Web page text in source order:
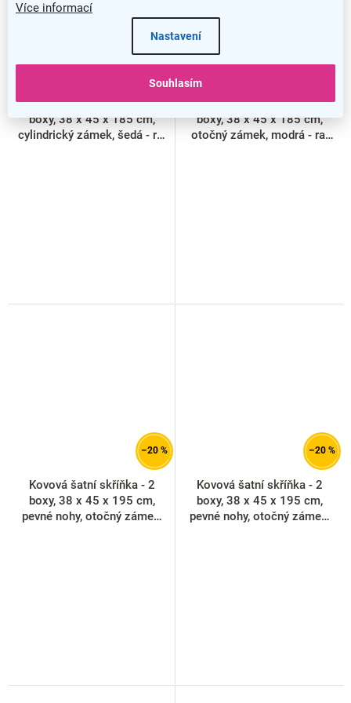
Více informací
Nastavení
Souhlasím
Kovová šatní skříňka - 3
boxy, 38 x 45 x 185 cm,
cylindrický zámek, šedá - ral
–20 %
Kovová šatní skříňka - 2
boxy, 38 x 45 x 185 cm,
otočný zámek, modrá - ral
–20 %
Kovová šatní skříňka - 2
boxy, 38 x 45 x 195 cm,
pevné nohy, otočný zámek,
–20 %
Kovová šatní skříňka - 2
boxy, 38 x 45 x 195 cm,
pevné nohy, otočný zámek,